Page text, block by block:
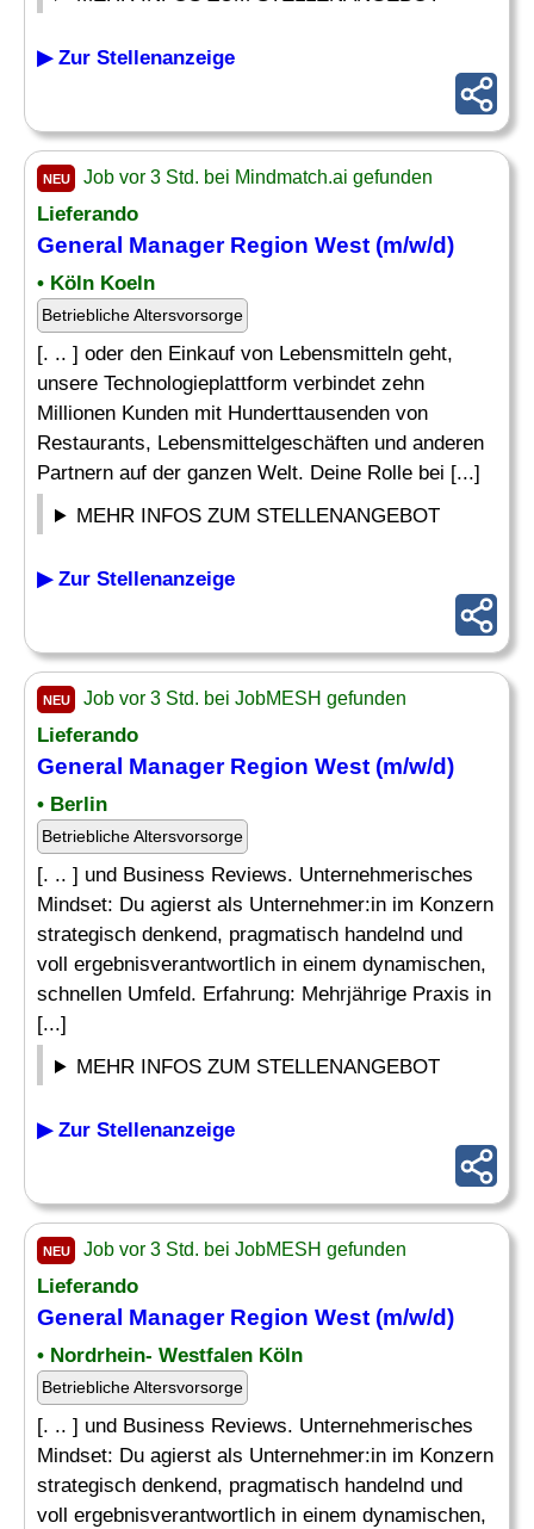
▶ Zur Stellenanzeige
NEU Job vor 3 Std. bei Mindmatch.ai gefunden
Lieferando
General ManagerRegion West (m/w/d)
• Köln Koeln
Betriebliche Altersvorsorge
[. .. ] oder den Einkauf von Lebensmitteln geht,
unsere Technologieplattform verbindet zehn
Millionen Kunden mit Hunderttausenden von
Restaurants, Lebensmittelgeschäften und anderen
Partnern auf der ganzen Welt. Deine Rolle bei [...]
MEHR INFOS ZUM STELLENANGEBOT
▶ Zur Stellenanzeige
NEU Job vor 3 Std. bei JobMESH gefunden
Lieferando
General ManagerRegion West (m/w/d)
• Berlin
Betriebliche Altersvorsorge
[. .. ] und Business Reviews. Unternehmerisches
Mindset: Du agierst als Unternehmer:in im Konzern
strategisch denkend, pragmatisch handelnd und
voll ergebnisverantwortlich in einem dynamischen,
schnellen Umfeld. Erfahrung: Mehrjährige Praxis in
[...]
MEHR INFOS ZUM STELLENANGEBOT
▶ Zur Stellenanzeige
NEU Job vor 3 Std. bei JobMESH gefunden
Lieferando
General ManagerRegion West (m/w/d)
• Nordrhein- Westfalen Köln
Betriebliche Altersvorsorge
[. .. ] und Business Reviews. Unternehmerisches
Mindset: Du agierst als Unternehmer:in im Konzern
strategisch denkend, pragmatisch handelnd und
voll ergebnisverantwortlich in einem dynamischen,